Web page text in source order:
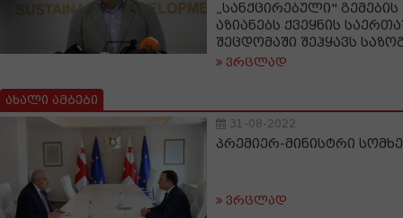
„სანქცირებული"
აზიანებს ქვეყნის
შეცდომაში შეჰყავს
ვრცლად
ახალი ამბები
31-08-2022
პრემიერ-მინისტრი
ვრცლად